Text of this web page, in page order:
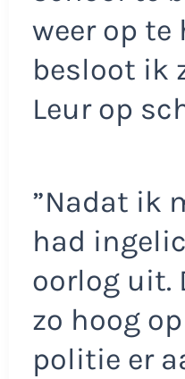
weer op te
besloot ik
Leur op
”Nadat ik
had
oorlog uit.
zo hoog
politie er